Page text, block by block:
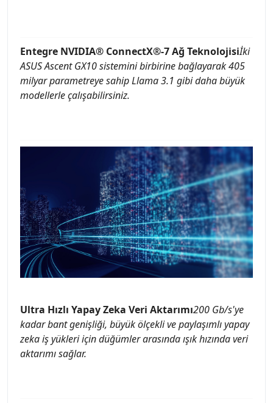
Entegre NVIDIA® ConnectX®-7 Ağ Teknolojisiİki
ASUS Ascent GX10 sistemini birbirine bağlayarak 405
milyar parametreye sahip Llama 3.1 gibi daha büyük
modellerle çalışabilirsiniz.
Ultra Hızlı Yapay Zeka Veri Aktarımı200 Gb/s'ye
kadar bant genişliği, büyük ölçekli ve paylaşımlı yapay
zeka iş yükleri için düğümler arasında ışık hızında veri
aktarımı sağlar.